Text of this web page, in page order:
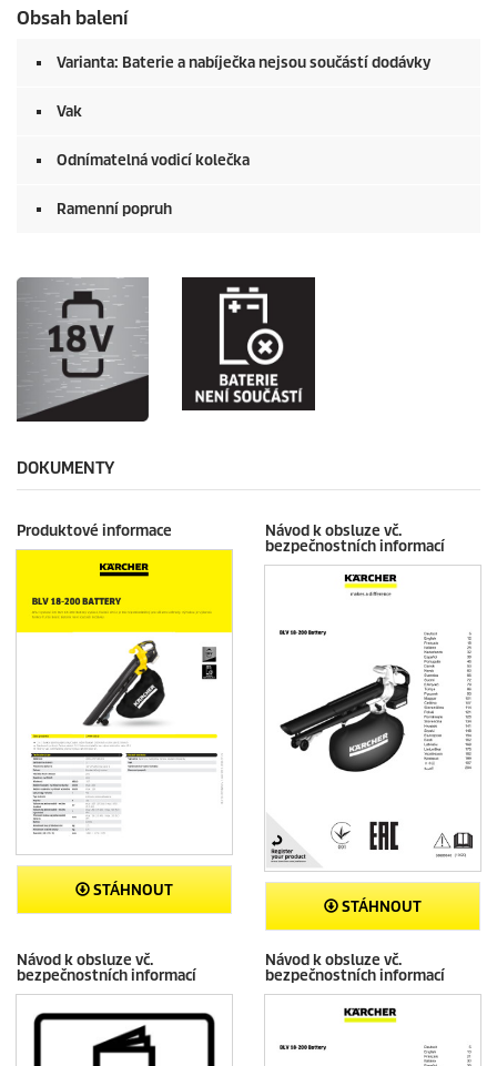
Obsah balení
Varianta: Baterie a nabíječka nejsou součástí dodávky
Vak
Odnímatelná vodicí kolečka
Ramenní popruh
DOKUMENTY
Produktové informace
STÁHNOUT
Návod k obsluze vč.
bezpečnostních informací
STÁHNOUT
Návod k obsluze vč.
bezpečnostních informací
Návod k obsluze vč.
bezpečnostních informací